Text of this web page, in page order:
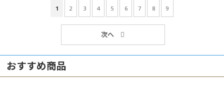
1 2 3 4 5 6 7 8 9
おすすめ商品